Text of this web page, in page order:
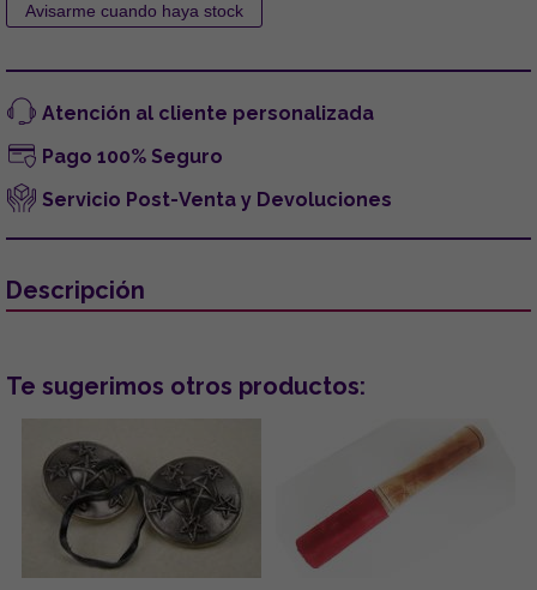
Atención al cliente personalizada
Pago 100% Seguro
Servicio Post-Venta y Devoluciones
Descripción
Te sugerimos otros productos: